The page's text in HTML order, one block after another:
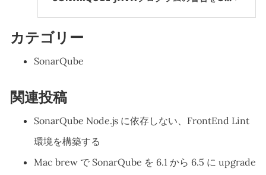
カテゴリー
SonarQube
関連投稿
SonarQube Node.js に依存しない、FrontEnd Lint
環境を構築する
Mac brew で SonarQube を 6.1 から 6.5 に upgrade